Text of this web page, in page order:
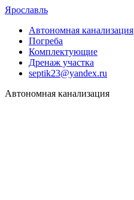
Ярославль
Автономная канализация
Погреба
Комплектующие
Дренаж участка
septik23@yandex.ru
Автономная канализация